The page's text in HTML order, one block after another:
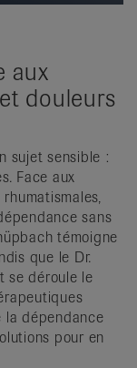
aux
douleurs
sujet sensible :
Face aux
sans
témoigne
que le Dr.
se déroule le
la dépendance
pour en